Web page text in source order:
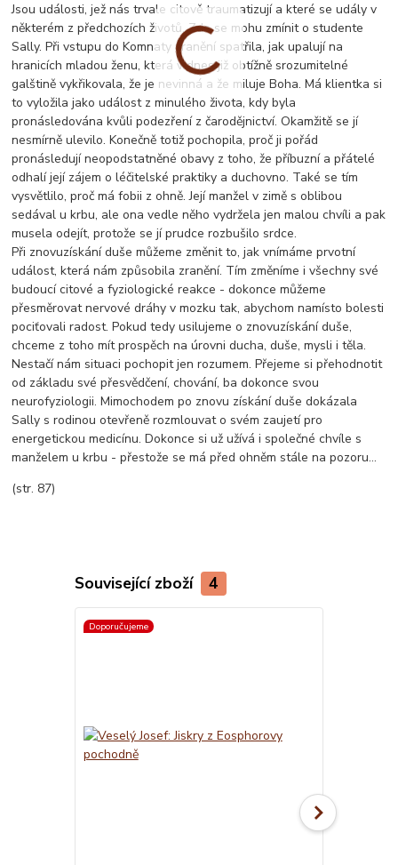
Jsou události, jež nás trvale citově traumatizují a které se udály v
některém z předchozích životů. Zde se mohu zmínit o studente
Sally. Při vstupu do Komnaty zranění spatřila, jak upalují na
hranicích mladou ženu, která v dnes již obtížně srozumitelné
galštině vykřikovala, že je nevinná a že miluje Boha. Má klientka si
to vyložila jako událost z minulého života, kdy byla
pronásledována kvůli podezření z čarodějnictví. Okamžitě se jí
nesmírně ulevilo. Konečně totiž pochopila, proč ji pořád
pronásledují neopodstatněné obavy z toho, že příbuzní a přátelé
odhalí její zájem o léčitelské praktiky a duchovno. Také se tím
vysvětlilo, proč má fobii z ohně. Její manžel v zimě s oblibou
sedával u krbu, ale ona vedle něho vydržela jen malou chvíli a pak
musela odejít, protože se jí prudce rozbušilo srdce.
Při znovuzískání duše můžeme změnit to, jak vnímáme prvotní
událost, která nám způsobila zranění. Tím změníme i všechny své
budoucí citové a fyziologické reakce - dokonce můžeme
přesměrovat nervové dráhy v mozku tak, abychom namísto bolesti
pociťovali radost. Pokud tedy usilujeme o znovuzískání duše,
chceme z toho mít prospěch na úrovni ducha, duše, mysli i těla.
Nestačí nám situaci pochopit jen rozumem. Přejeme si přehodnotit
od základu své přesvědčení, chování, ba dokonce svou
neurofyziologii. Mimochodem po znovu získání duše dokázala
Sally s rodinou otevřeně rozmlouvat o svém zaujetí pro
energetickou medicínu. Dokonce si už užívá i společné chvíle s
manželem u krbu - přestože se má před ohněm stále na pozoru...
(str. 87)
Související zboží 4
Doporučujeme